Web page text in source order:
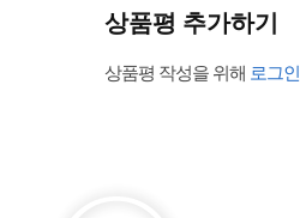
상품평 추가하기
상품평 작성을 위해 로그인